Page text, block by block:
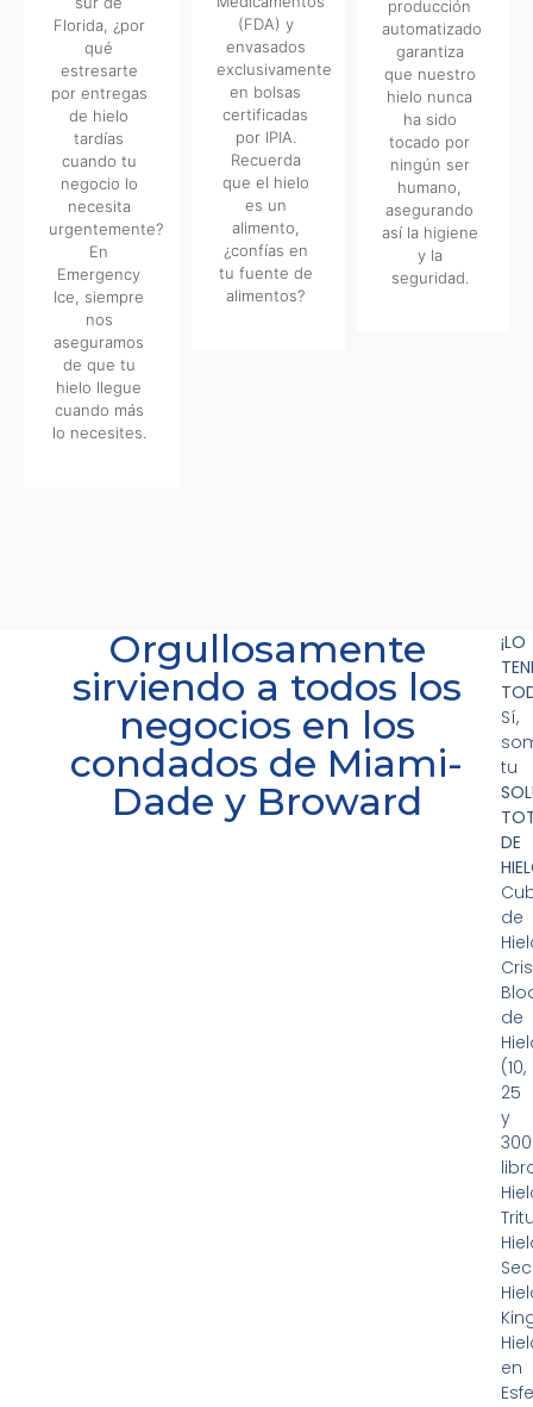
Florida, ¿por
qué
estresarte
por entregas
de hielo
tardías
cuando tu
negocio lo
necesita
urgentemente?
En
Emergency
Ice, siempre
nos
aseguramos
de que tu
hielo llegue
cuando más
lo necesites.
(FDA) y
envasados
exclusivamente
en bolsas
certificadas
por IPIA.
Recuerda
que el hielo
es un
alimento,
¿confías en
tu fuente de
alimentos?
producción
automatizado
garantiza
que nuestro
hielo nunca
ha sido
tocado por
ningún ser
humano,
asegurando
así la higiene
y la
seguridad.
Orgullosamente
sirviendo a todos los
negocios en los
condados de Miami-
Dade y Broward
¡LO
Sí,
tu
DE
de
de
(10,
25
y
300
en